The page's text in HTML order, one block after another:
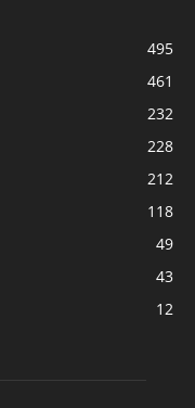
495
461
232
228
212
118
49
43
12